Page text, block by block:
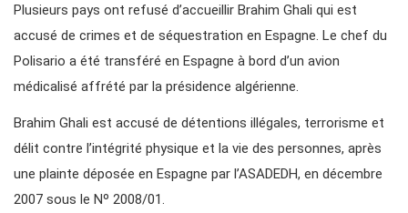
Plusieurs pays ont refusé d’accueillir Brahim Ghali qui est
accusé de crimes et de séquestration en Espagne. Le chef du
Polisario a été transféré en Espagne à bord d’un avion
médicalisé affrété par la présidence algérienne.
Brahim Ghali est accusé de détentions illégales, terrorisme et
délit contre l’intégrité physique et la vie des personnes, après
une plainte déposée en Espagne par l’ASADEDH, en décembre
2007 sous le Nº 2008/01.